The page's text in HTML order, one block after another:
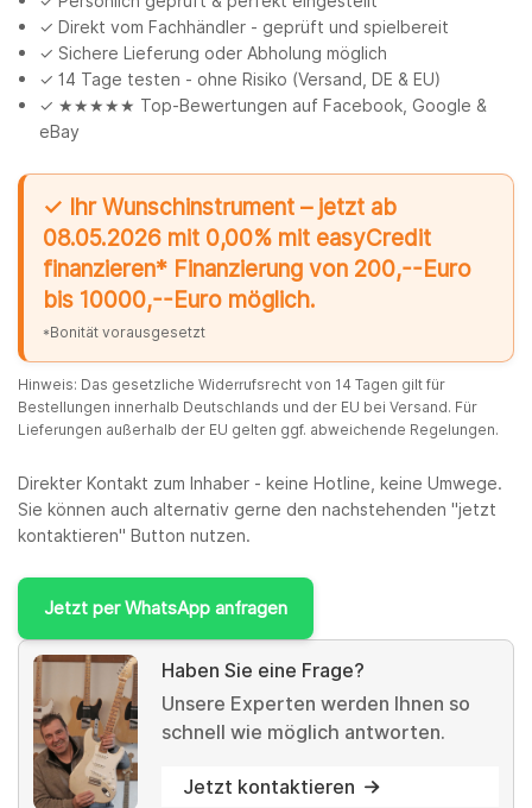
✓ Direkt vom Fachhändler - geprüft und spielbereit
✓ Sichere Lieferung oder Abholung möglich
✓ 14 Tage testen - ohne Risiko (Versand, DE & EU)
✓ ★★★★★ Top-Bewertungen auf Facebook, Google &
eBay
✓ Ihr Wunschinstrument – jetzt ab
08.05.2026 mit 0,00% mit easyCredit
finanzieren* Finanzierung von 200,--Euro
bis 10000,--Euro möglich.
*Bonität vorausgesetzt
Hinweis: Das gesetzliche Widerrufsrecht von 14 Tagen gilt für
Bestellungen innerhalb Deutschlands und der EU bei Versand. Für
Lieferungen außerhalb der EU gelten ggf. abweichende Regelungen.
Direkter Kontakt zum Inhaber - keine Hotline, keine Umwege.
Sie können auch alternativ gerne den nachstehenden "jetzt
kontaktieren" Button nutzen.
Jetzt per WhatsApp anfragen
Haben Sie eine Frage?
Unsere Experten werden Ihnen so
schnell wie möglich antworten.
Jetzt kontaktieren